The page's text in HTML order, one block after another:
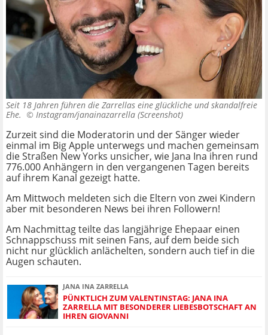
Seit 18 Jahren führen die Zarrellas eine glückliche und skandalfreie
Ehe. © Instagram/janainazarrella (Screenshot)
Zurzeit sind die Moderatorin und der Sänger wieder
einmal im Big Apple unterwegs und machen gemeinsam
die Straßen New Yorks unsicher, wie Jana Ina ihren rund
776.000 Anhängern in den vergangenen Tagen bereits
auf ihrem Kanal gezeigt hatte.
Am Mittwoch meldeten sich die Eltern von zwei Kindern
aber mit besonderen News bei ihren Followern!
Am Nachmittag teilte das langjährige Ehepaar einen
Schnappschuss mit seinen Fans, auf dem beide sich
nicht nur glücklich anlächelten, sondern auch tief in die
Augen schauten.
JANA INA ZARRELLA
PÜNKTLICH ZUM VALENTINSTAG: JANA INA
ZARRELLA MIT BESONDERER LIEBESBOTSCHAFT AN
IHREN GIOVANNI